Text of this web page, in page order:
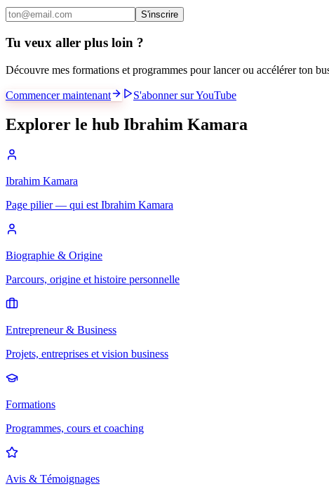
S'inscrire
Tu veux aller plus loin ?
Découvre mes formations et programmes pour lancer ou accélérer ton
Commencer maintenant S'abonner sur YouTube
Explorer le hub Ibrahim Kamara
Ibrahim Kamara
Page pilier — qui est Ibrahim Kamara
Biographie & Origine
Parcours, origine et histoire personnelle
Entrepreneur & Business
Projets, entreprises et vision business
Formations
Programmes, cours et coaching
Avis & Témoignages